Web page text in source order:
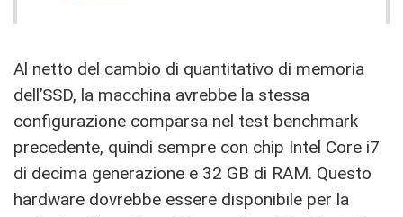
Al netto del cambio di quantitativo di memoria
dell’SSD, la macchina avrebbe la stessa
configurazione comparsa nel test benchmark
precedente, quindi sempre con chip Intel Core i7
di decima generazione e 32 GB di RAM. Questo
hardware dovrebbe essere disponibile per la